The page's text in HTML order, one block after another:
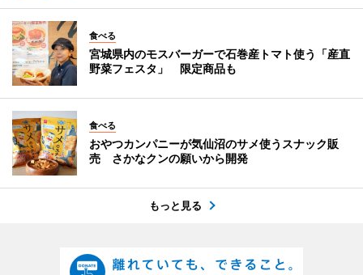
食べる
宮城県内のモスバーガーで石巻産トマト使う「産直
野菜フェスタ」 限定商品も
食べる
おやつカンパニーが気仙沼のサメ使うスナック販
売 さかなクンの願いから開発
もっと見る